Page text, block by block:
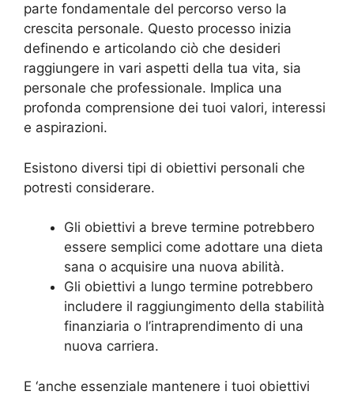
parte fondamentale del percorso verso la
crescita personale. Questo processo inizia
definendo e articolando ciò che desideri
raggiungere in vari aspetti della tua vita, sia
personale che professionale. Implica una
profonda comprensione dei tuoi valori, interessi
e aspirazioni.
Esistono diversi tipi di obiettivi personali che
potresti considerare.
Gli obiettivi a breve termine potrebbero
essere semplici come adottare una dieta
sana o acquisire una nuova abilità.
Gli obiettivi a lungo termine potrebbero
includere il raggiungimento della stabilità
finanziaria o l’intraprendimento di una
nuova carriera.
E ‘anche essenziale mantenere i tuoi obiettivi